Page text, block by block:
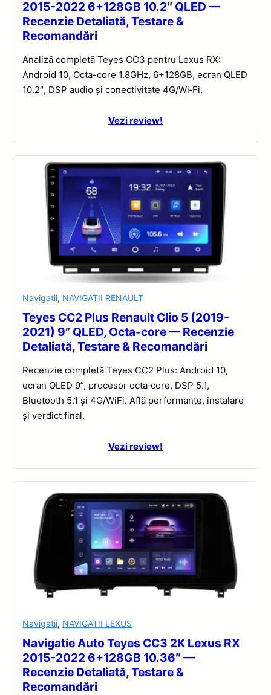
2015-2022 6+128GB 10.2″ QLED —
Recenzie Detaliată, Testare &
Recomandări
Analiză completă Teyes CC3 pentru Lexus RX:
Android 10, Octa-core 1.8GHz, 6+128GB, ecran QLED
10.2″, DSP audio și conectivitate 4G/Wi‑Fi.
Vezi review!
Navigatii, NAVIGATII RENAULT
Teyes CC2 Plus Renault Clio 5 (2019-
2021) 9” QLED, Octa-core — Recenzie
Detaliată, Testare & Recomandări
Recenzie completă Teyes CC2 Plus: Android 10,
ecran QLED 9”, procesor octa‑core, DSP 5.1,
Bluetooth 5.1 și 4G/WiFi. Află performanțe, instalare
și verdict final.
Vezi review!
Navigatii, NAVIGATII LEXUS
Navigatie Auto Teyes CC3 2K Lexus RX
2015-2022 6+128GB 10.36″ —
Recenzie Detaliată, Testare &
Recomandări